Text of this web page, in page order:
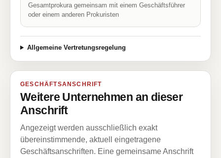
Gesamtprokura gemeinsam mit einem Geschäftsführer
oder einem anderen Prokuristen
Allgemeine Vertretungsregelung
GESCHÄFTSANSCHRIFT
Weitere Unternehmen an dieser
Anschrift
Angezeigt werden ausschließlich exakt
übereinstimmende, aktuell eingetragene
Geschäftsanschriften. Eine gemeinsame Anschrift